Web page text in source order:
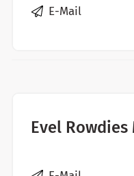
E-Mail
Evel Rowdies